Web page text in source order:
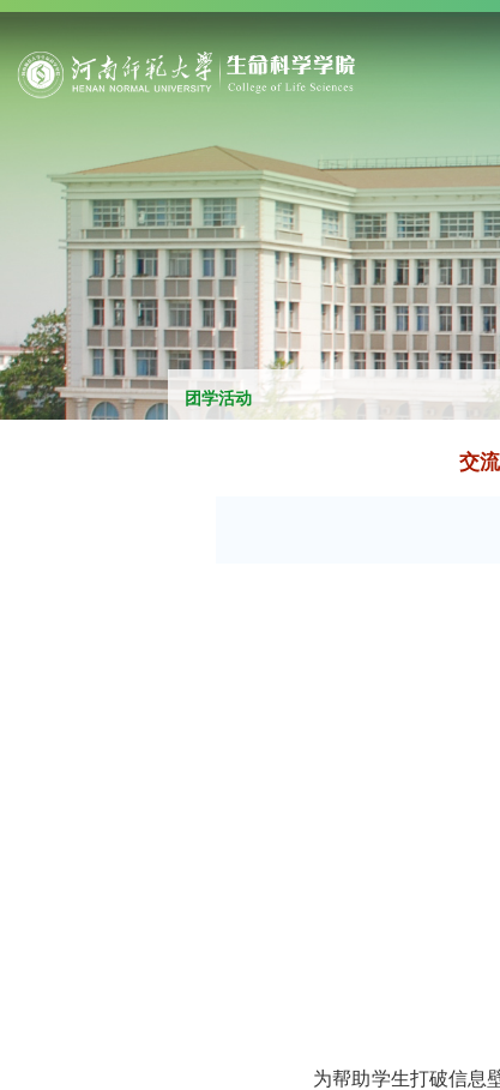
团学活动
交
为帮助学生打破信息